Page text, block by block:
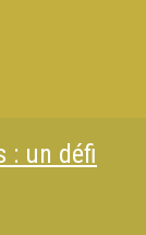
: un défi